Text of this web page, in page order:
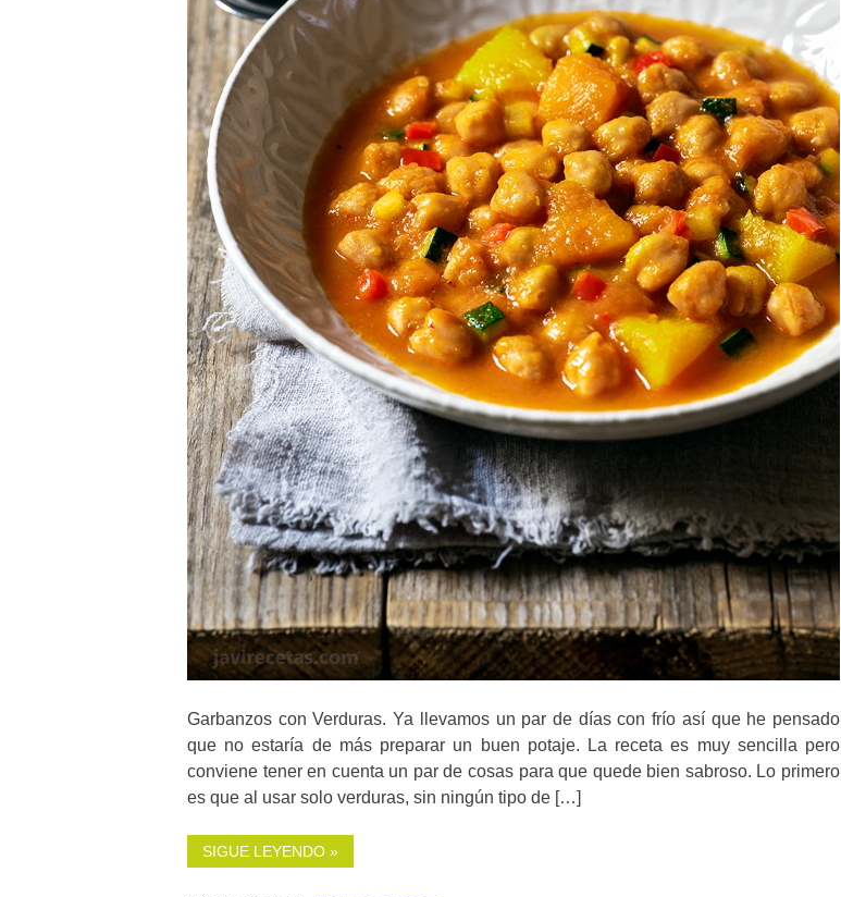
Garbanzos con Verduras. Ya llevamos un par de días con frío así que he pensado
que no estaría de más preparar un buen potaje. La receta es muy sencilla pero
conviene tener en cuenta un par de cosas para que quede bien sabroso. Lo primero
es que al usar solo verduras, sin ningún tipo de […]
SIGUE LEYENDO »